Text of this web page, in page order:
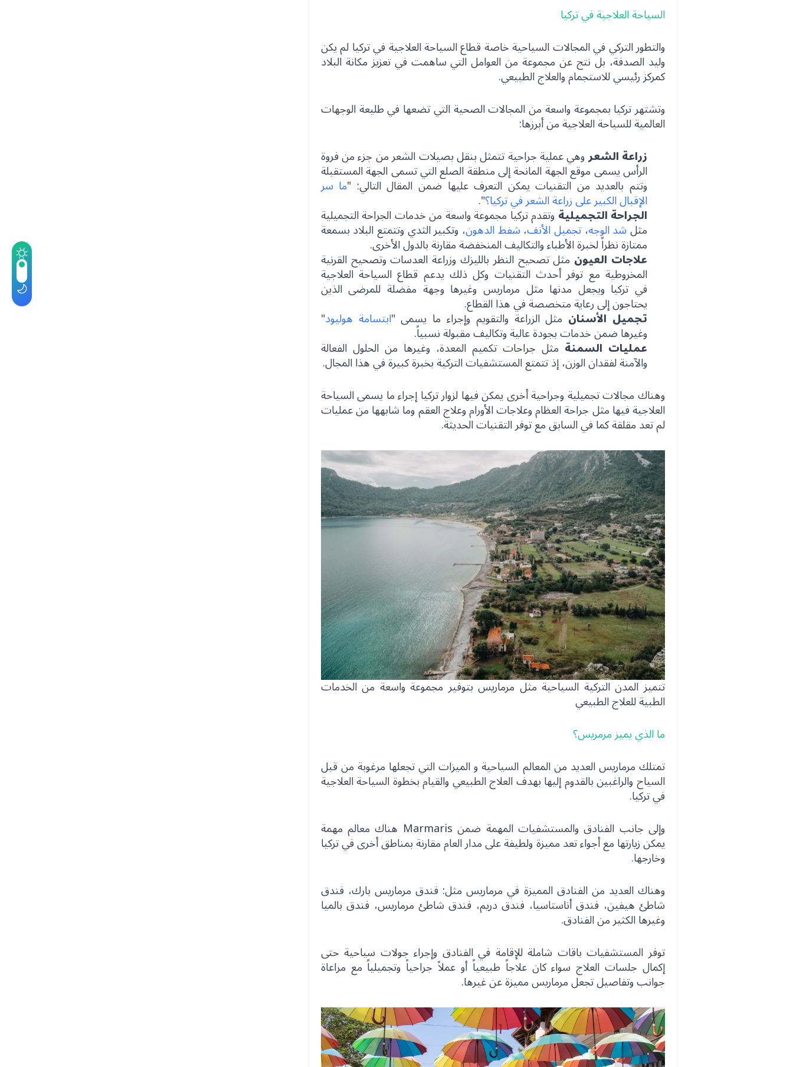
السياحة العلاجية في تركيا
والتطور التركي في المجالات السياحية خاصة قطاع السياحة العلاجية في تركيا لم يكن
وليد الصدفة، بل نتج عن مجموعة من العوامل التي ساهمت في تعزيز مكانة البلاد
كمركز رئيسي للاستجمام والعلاج الطبيعي.
وتشتهر تركيا بمجموعة واسعة من المجالات الصحية التي تضعها في طليعة الوجهات
العالمية للسياحة العلاجية من أبرزها:
زراعة الشعروهي عملية جراحية تتمثل بنقل بصيلات الشعر من جزء من فروة
الرأس يسمى موقع الجهة المانحة إلى منطقة الصلع التي تسمى الجهة المستقبلة
وتتم بالعديد من التقنيات يمكن التعرف عليها ضمن المقال التالي: "ما سر
الإقبال الكبير على زراعة الشعر في تركيا؟".
الجراحة التجميلية وتقدم تركيا مجموعة واسعة من خدمات الجراحة التجميلية
مثلشد الوجه، تجميل الأنف، شفط الدهون، وتكبير الثدي وتتمتع البلاد بسمعة
ممتازة نظراً لخبرة الأطباء والتكاليف المنخفضة مقارنة بالدول الأخرى.
علاجات العيون مثل تصحيح النظر بالليزك وزراعة العدسات وتصحيح القرنية
المخروطية مع توفر أحدث التقنيات وكل ذلك يدعم قطاع السياحة العلاجية
في تركيا ويجعل مدنها مثل مرماريس وغيرها وجهة مفضلة للمرضى الذين
يحتاجون إلى رعاية متخصصة في هذا القطاع.
تجميل الأسنان مثل الزراعة والتقويم وإجراء ما يسمى "ابتسامة هوليود"
وغيرها ضمن خدمات بجودة عالية وتكاليف مقبولة نسبياً.
عمليات السمنة مثل جراحات تكميم المعدة، وغيرها من الحلول الفعالة
والآمنة لفقدان الوزن، إذ تتمتع المستشفيات التركية بخبرة كبيرة في هذا المجال.
وهناك مجالات تجميلية وجراحية أخرى يمكن فيها لزوار تركيا إجراء ما يسمى السياحة
العلاجية فيها مثل جراحة العظام وعلاجات الأورام وعلاج العقم وما شابهها من عمليات
لم تعد مقلقة كما في السابق مع توفر التقنيات الحديثة.
تتميز المدن التركية السياحية مثل مرماريس بتوفير مجموعة واسعة من الخدمات
الطبية للعلاج الطبيعي
ما الذي يميز مرمريس؟
تمتلك مرماريس العديد من المعالم السياحية و الميزات التي تجعلها مرغوبة من قبل
السياح والراغبين بالقدوم إليها بهدف العلاج الطبيعي والقيام بخطوة السياحة العلاجية
في تركيا.
وإلى جانب الفنادق والمستشفيات المهمة ضمن Marmaris هناك معالم مهمة
يمكن زيارتها مع أجواء تعد مميزة ولطيفة على مدار العام مقارنة بمناطق أخرى في تركيا
وخارجها.
وهناك العديد من الفنادق المميزة في مرماريس مثل: فندق مرماريس بارك، فندق
شاطئ هيفين، فندق أناستاسيا، فندق دريم، فندق شاطئ مرماريس، فندق بالميا
وغيرها الكثير من الفنادق.
توفر المستشفيات باقات شاملة للإقامة في الفنادق وإجراء جولات سياحية حتى
إكمال جلسات العلاج سواء كان علاجاً طبيعياً أو عملاً جراحياً وتجميلياً مع مراعاة
جوانب وتفاصيل تجعل مرماريس مميزة عن غيرها.